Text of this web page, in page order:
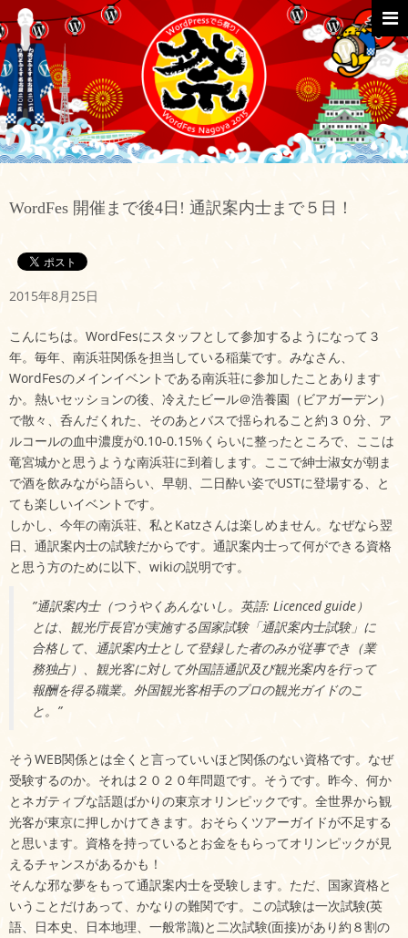
Skip
to
content
Menu
WordFes 開催まで後4日! 通訳案内士まで５日！
2015年8月25日
こんにちは。WordFesにスタッフとして参加するようになって３
年。毎年、南浜荘関係を担当している稲葉です。みなさん、
WordFesのメインイベントである南浜荘に参加したことあります
か。熱いセッションの後、冷えたビール＠浩養園（ビアガーデン）
で散々、呑んだくれた、そのあとバスで揺られること約３０分、ア
ルコールの血中濃度が0.10-0.15%くらいに整ったところで、ここは
竜宮城かと思うような南浜荘に到着します。ここで紳士淑女が朝ま
で酒を飲みながら語らい、早朝、二日酔い姿でUSTに登場する、と
ても楽しいイベントです。
しかし、今年の南浜荘、私とKatzさんは楽しめません。なぜなら翌
日、通訳案内士の試験だからです。通訳案内士って何ができる資格
と思う方のために以下、wikiの説明です。
”通訳案内士（つうやくあんないし。英語: Licenced guide）
とは、観光庁長官が実施する国家試験「通訳案内士試験」に
合格して、通訳案内士として登録した者のみが従事でき（業
務独占）、観光客に対して外国語通訳及び観光案内を行って
報酬を得る職業。外国観光客相手のプロの観光ガイドのこ
と。”
そうWEB関係とは全くと言っていいほど関係のない資格です。なぜ
受験するのか。それは２０２０年問題です。そうです。昨今、何か
とネガティブな話題ばかりの東京オリンピックです。全世界から観
光客が東京に押しかけてきます。おそらくツアーガイドが不足する
と思います。資格を持っているとお金をもらってオリンピックが見
えるチャンスがあるかも！
そんな邪な夢をもって通訳案内士を受験します。ただ、国家資格と
いうことだけあって、かなりの難関です。この試験は一次試験(英
語、日本史、日本地理、一般常識)と二次試験(面接)があり約８割の